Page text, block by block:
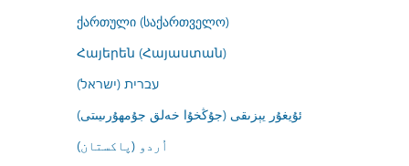
ქართული (საქართველო)
Հայերեն (Հայաստան)
עברית (ישראל)
ئۇيغۇر يېزىقى (جۇڭخۇا خەلق جۇمھۇرىيىتى)
اُردو (پاکستان)